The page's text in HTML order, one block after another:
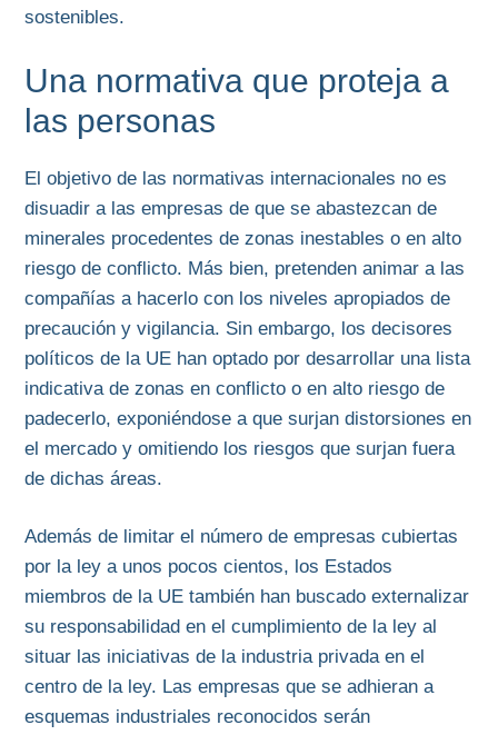
sostenibles.
Una normativa que proteja a
las personas
El objetivo de las normativas internacionales no es
disuadir a las empresas de que se abastezcan de
minerales procedentes de zonas inestables o en alto
riesgo de conflicto. Más bien, pretenden animar a las
compañías a hacerlo con los niveles apropiados de
precaución y vigilancia. Sin embargo, los decisores
políticos de la UE han optado por desarrollar una lista
indicativa de zonas en conflicto o en alto riesgo de
padecerlo, exponiéndose a que surjan distorsiones en
el mercado y omitiendo los riesgos que surjan fuera
de dichas áreas.
Además de limitar el número de empresas cubiertas
por la ley a unos pocos cientos, los Estados
miembros de la UE también han buscado externalizar
su responsabilidad en el cumplimiento de la ley al
situar las iniciativas de la industria privada en el
centro de la ley. Las empresas que se adhieran a
esquemas industriales reconocidos serán